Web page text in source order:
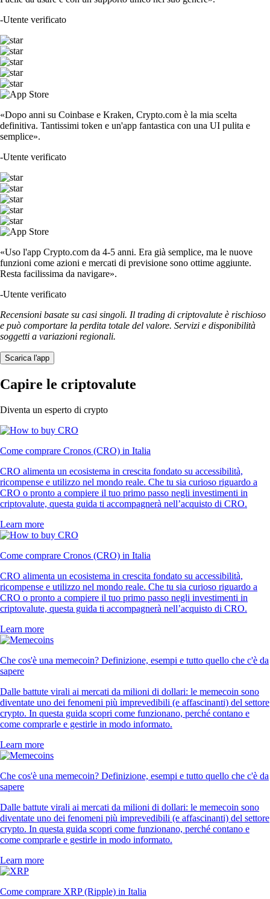
-Utente verificato
«Dopo anni su Coinbase e Kraken, Crypto.com è la mia scelta
definitiva. Tantissimi token e un'app fantastica con una UI pulita e
semplice».
-Utente verificato
«Uso l'app Crypto.com da 4-5 anni. Era già semplice, ma le nuove
funzioni come azioni e mercati di previsione sono ottime aggiunte.
Resta facilissima da navigare».
-Utente verificato
Recensioni basate su casi singoli. Il trading di criptovalute è rischioso
e può comportare la perdita totale del valore. Servizi e disponibilità
soggetti a variazioni regionali.
Scarica l'app
Capire le criptovalute
Diventa un esperto di crypto
Come comprare Cronos (CRO) in Italia
CRO alimenta un ecosistema in crescita fondato su accessibilità,
ricompense e utilizzo nel mondo reale. Che tu sia curioso riguardo a
CRO o pronto a compiere il tuo primo passo negli investimenti in
criptovalute, questa guida ti accompagnerà nell’acquisto di CRO.
Learn more
Come comprare Cronos (CRO) in Italia
CRO alimenta un ecosistema in crescita fondato su accessibilità,
ricompense e utilizzo nel mondo reale. Che tu sia curioso riguardo a
CRO o pronto a compiere il tuo primo passo negli investimenti in
criptovalute, questa guida ti accompagnerà nell’acquisto di CRO.
Learn more
Che cos'è una memecoin? Definizione, esempi e tutto quello che c'è da
sapere
Dalle battute virali ai mercati da milioni di dollari: le memecoin sono
diventate uno dei fenomeni più imprevedibili (e affascinanti) del settore
crypto. In questa guida scopri come funzionano, perché contano e
come comprarle e gestirle in modo informato.
Learn more
Che cos'è una memecoin? Definizione, esempi e tutto quello che c'è da
sapere
Dalle battute virali ai mercati da milioni di dollari: le memecoin sono
diventate uno dei fenomeni più imprevedibili (e affascinanti) del settore
crypto. In questa guida scopri come funzionano, perché contano e
come comprarle e gestirle in modo informato.
Learn more
Come comprare XRP (Ripple) in Italia